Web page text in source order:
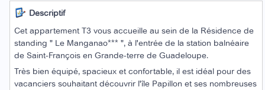
Descriptif
Cet appartement T3 vous accueille au sein de la Résidence de
standing " Le Manganao*** ", à l'entrée de la station balnéaire
de Saint-François en Grande-terre de Guadeloupe.
Très bien équipé, spacieux et confortable, il est idéal pour des
vacanciers souhaitant découvrir l'île Papillon et ses nombreuses